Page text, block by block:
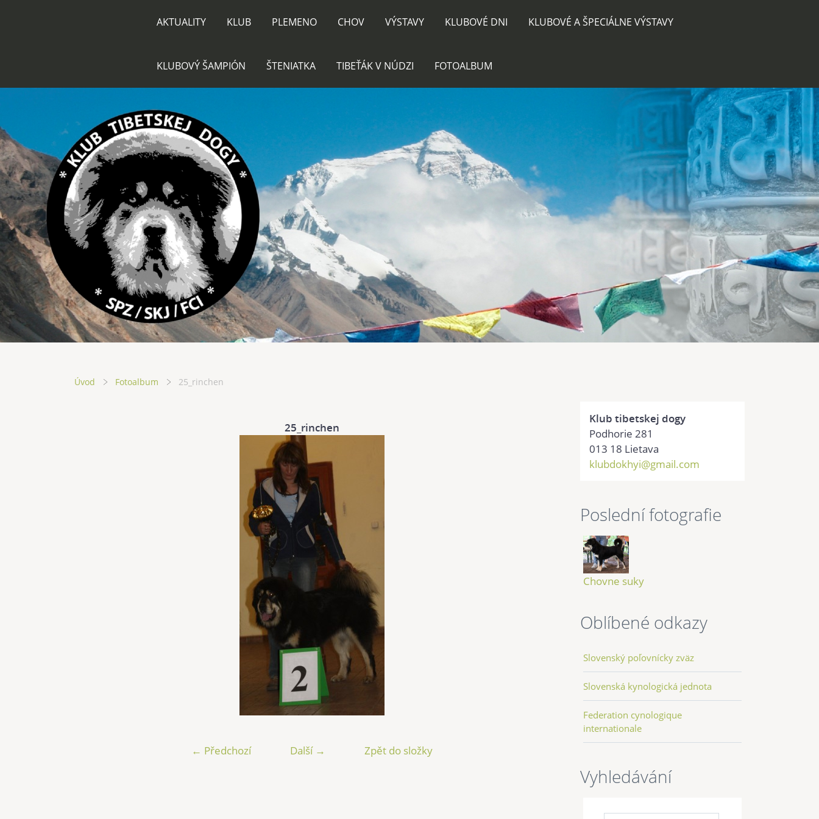
AKTUALITY KLUB PLEMENO CHOV VÝSTAVY KLUBOVÉ DNI KLUBOVÉ A ŠPECIÁLNE VÝSTAVY
KLUBOVÝ ŠAMPIÓN ŠTENIATKA TIBEŤÁK V NÚDZI FOTOALBUM
Úvod Fotoalbum 25_rinchen
25_rinchen
← Předchozí Další → Zpět do složky
Klub tibetskej dogy
Podhorie 281
013 18 Lietava
klubdokhyi@gmail.com
Poslední fotografie
Chovne suky
Oblíbené odkazy
Slovenský poľovnícky zväz
Slovenská kynologická jednota
Federation cynologique
internationale
Vyhledávání